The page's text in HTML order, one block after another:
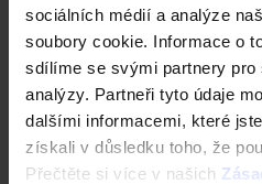
sociálních médií a analýze
soubory cookie. Informace o
sdílíme se svými partnery pro
analýzy. Partneři tyto údaje
dalšími informacemi, které
získali v důsledku toho, že
Přečtěte si více v našich